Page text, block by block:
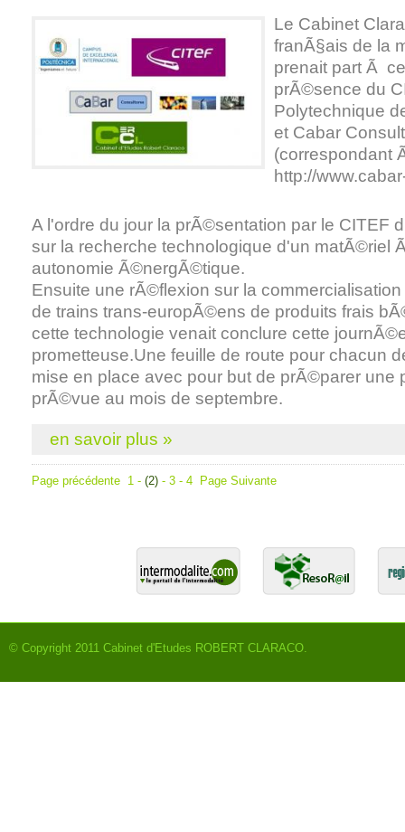
Le Cabinet
franÃ§ais de la
prenait part Ã
prÃ©sence du
Polytechnique
et Cabar
(correspondant
http://
A l'ordre du jour la prÃ©sentation par le CITEF
sur la recherche technologique d'un matÃ©riel
autonomie Ã©nergÃ©tique.
Ensuite une rÃ©flexion sur la
de trains trans-europÃ©ens de produits frais
cette technologie venait conclure cette
prometteuse.Une feuille de route pour chacun
mise en place avec pour but de prÃ©parer une
prÃ©vue au mois de septembre.
en savoir plus »
Page précédente 1 - (2) - 3 - 4 Page Suivante
© Copyright 2011 Cabinet d'Etudes ROBERT CLARACO.